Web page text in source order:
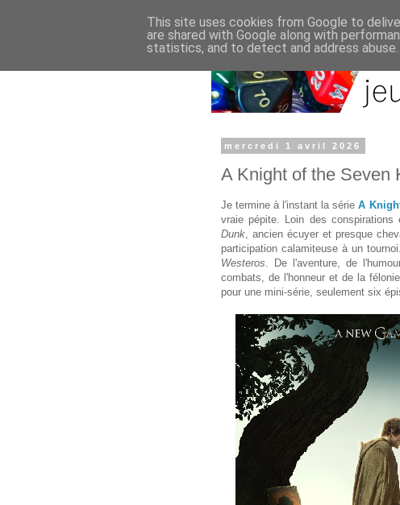
mercredi 1 avril 2026
A Knight of the Seven
Je termine à l'instant la sérieA
vraie pépite. Loin des
Dunk , ancien écuyer et presque
participation calamiteuse à un
Westeros . De l'aventure, de
combats, de l'honneur et de la
pour une mini-série, seulement six
This site uses cookies from Google to
are shared with Google along with
statistics, and to detect and address abuse.